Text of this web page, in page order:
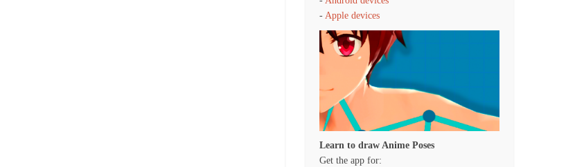
- Apple devices
Learn to draw Anime Poses
Get the app for: